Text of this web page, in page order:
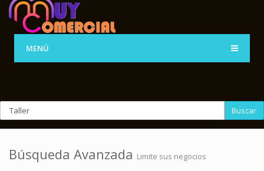
MENÚ
Buscar
Búsqueda Avanzada Limite sus negocios